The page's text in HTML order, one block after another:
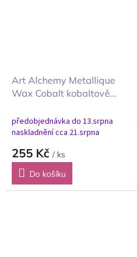
Art Alchemy Metallique
Wax Cobalt kobaltově
předobjednávka do 13.srpna
naskladnění cca 21.srpna
255 Kč / ks
Do košíku